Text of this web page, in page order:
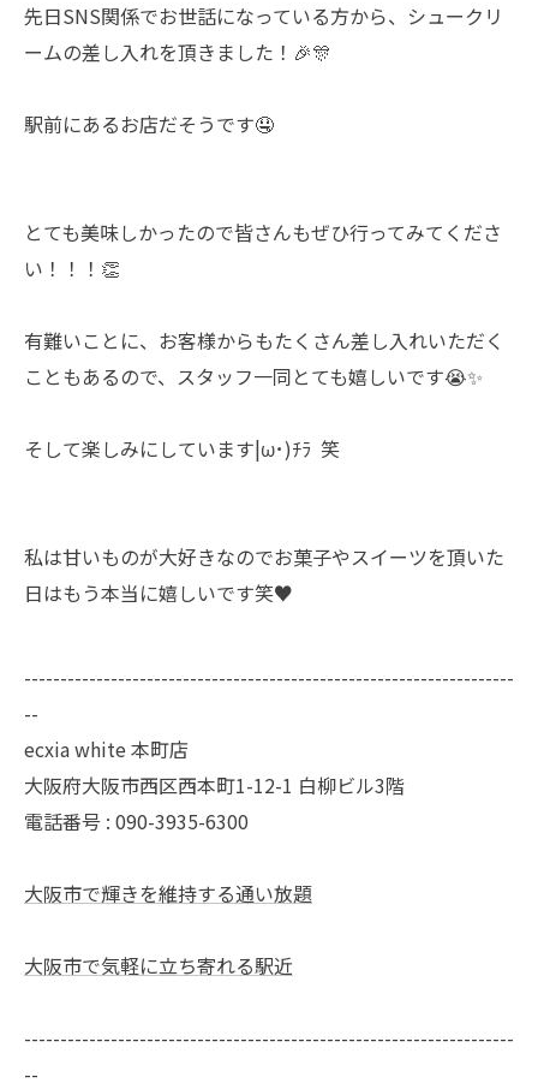
先日SNS関係でお世話になっている方から、シュークリ
ームの差し入れを頂きました！🎉🎊
駅前にあるお店だそうです🤤
とても美味しかったので皆さんもぜひ行ってみてくださ
い！！！👏
有難いことに、お客様からもたくさん差し入れいただく
こともあるので、スタッフ一同とても嬉しいです😭✨
そして楽しみにしています|ω･)ﾁﾗ 笑
私は甘いものが大好きなのでお菓子やスイーツを頂いた
日はもう本当に嬉しいです笑♥️
--------------------------------------------------------------------
--
ecxia white 本町店
大阪府大阪市西区西本町1-12-1 白柳ビル3階
電話番号 : 090-3935-6300
大阪市で輝きを維持する通い放題
大阪市で気軽に立ち寄れる駅近
--------------------------------------------------------------------
--